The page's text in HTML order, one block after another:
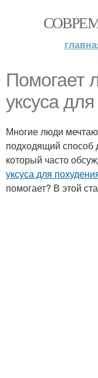
Помогает
уксуса
Многие люди
подходящий способ
который часто
уксуса для
помогает? В этой